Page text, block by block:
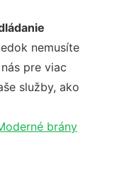
nemusíte
pre viac
služby, ako
brány